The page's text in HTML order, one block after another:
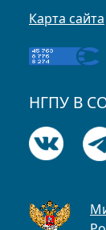
Карта сайта
НГПУ В